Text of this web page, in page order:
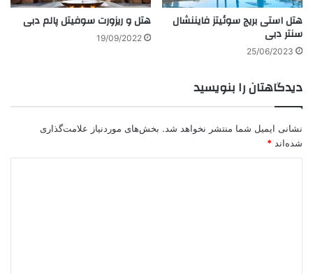
هتل استی بریج سوئیتز فایننشال
سنتر دبی
25/06/2023
هتل و ریزورت سوفیتل پالم دبی
19/09/2022
دیدگاهتان را بنویسید
نشانی ایمیل شما منتشر نخواهد شد. بخش‌های موردنیاز علامت‌گذاری
شده‌اند *